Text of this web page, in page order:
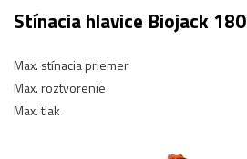
Stínacia hlavice Biojack 180
Max. stínacia priemer
Max. roztvorenie
Max. tlak